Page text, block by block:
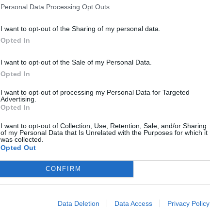
Personal Data Processing Opt Outs
I want to opt-out of the Sharing of my personal data.
Opted In
I want to opt-out of the Sale of my Personal Data.
Opted In
I want to opt-out of processing my Personal Data for Targeted
Advertising.
Opted In
I want to opt-out of Collection, Use, Retention, Sale, and/or Sharing
of my Personal Data that Is Unrelated with the Purposes for which it
was collected.
Opted Out
CONFIRM
Data Deletion Data Access Privacy Policy